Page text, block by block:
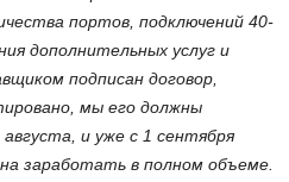
портов, подключений 40-
дополнительных услуг и
подписан договор,
мы его должны
и уже с 1 сентября
заработать в полном объеме.